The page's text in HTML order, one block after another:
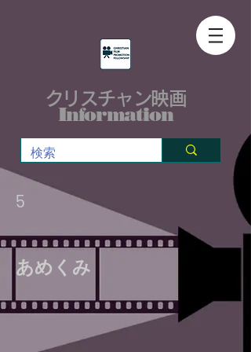
クリスチャン映画
Information
5
あめくみ